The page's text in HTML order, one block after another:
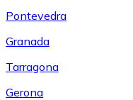
Pontevedra
Granada
Tarragona
Gerona